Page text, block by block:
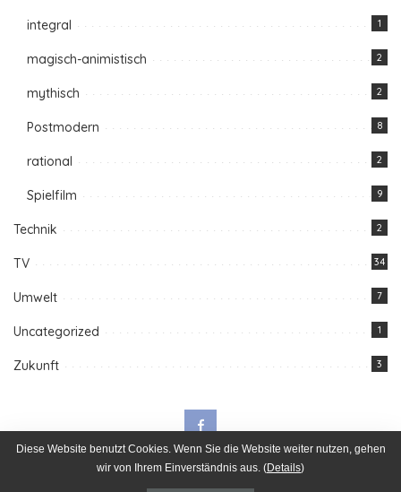
integral 1
magisch-animistisch 2
mythisch 2
Postmodern 8
rational 2
Spielfilm 9
Technik 2
TV 34
Umwelt 7
Uncategorized 1
Zukunft 3
Diese Website benutzt Cookies. Wenn Sie die Website weiter nutzen, gehen
wir von Ihrem Einverständnis aus. (Details)